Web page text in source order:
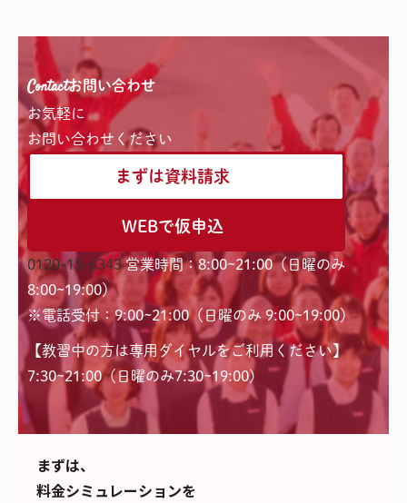
Contactお問い合わせ
お気軽に
お問い合わせください
まずは資料請求
WEBで仮申込
0120-15-6343 営業時間：8:00~21:00（日曜のみ
8:00~19:00）
※電話受付：9:00~21:00（日曜のみ 9:00~19:00）
【教習中の方は専用ダイヤルをご利用ください】
7:30~21:00（日曜のみ7:30~19:00)
まずは、
料金シミュレーションを